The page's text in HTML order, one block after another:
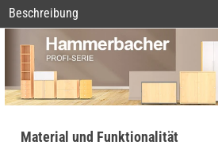
Beschreibung
Material und Funktionalität